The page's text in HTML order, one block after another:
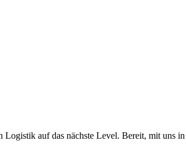
auf das nächste Level. Bereit, mit uns